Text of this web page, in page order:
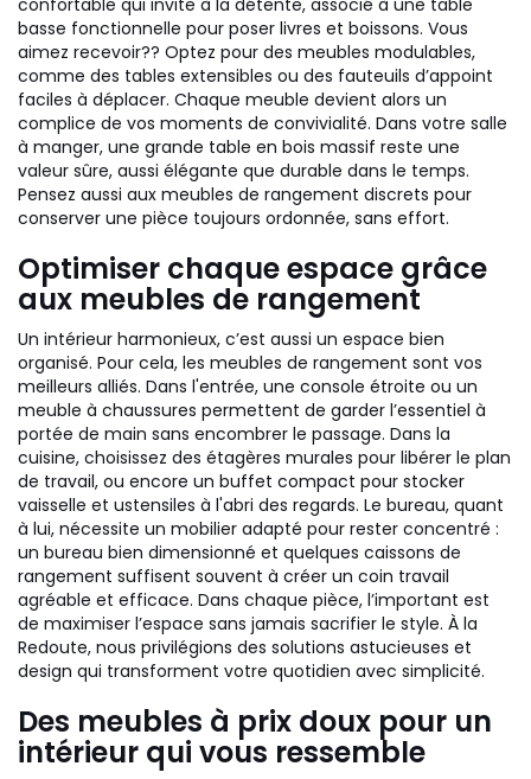
confortable qui invite à la détente, associé à une table
basse fonctionnelle pour poser livres et boissons. Vous
aimez recevoir?? Optez pour des meubles modulables,
comme des tables extensibles ou des fauteuils d’appoint
faciles à déplacer. Chaque meuble devient alors un
complice de vos moments de convivialité. Dans votre salle
à manger, une grande table en bois massif reste une
valeur sûre, aussi élégante que durable dans le temps.
Pensez aussi aux meubles de rangement discrets pour
conserver une pièce toujours ordonnée, sans effort.
Optimiser chaque espace grâce
aux meubles de rangement
Un intérieur harmonieux, c’est aussi un espace bien
organisé. Pour cela, les meubles de rangement sont vos
meilleurs alliés. Dans l'entrée, une console étroite ou un
meuble à chaussures permettent de garder l’essentiel à
portée de main sans encombrer le passage. Dans la
cuisine, choisissez des étagères murales pour libérer le plan
de travail, ou encore un buffet compact pour stocker
vaisselle et ustensiles à l'abri des regards. Le bureau, quant
à lui, nécessite un mobilier adapté pour rester concentré :
un bureau bien dimensionné et quelques caissons de
rangement suffisent souvent à créer un coin travail
agréable et efficace. Dans chaque pièce, l’important est
de maximiser l’espace sans jamais sacrifier le style. À la
Redoute, nous privilégions des solutions astucieuses et
design qui transforment votre quotidien avec simplicité.
Des meubles à prix doux pour un
intérieur qui vous ressemble